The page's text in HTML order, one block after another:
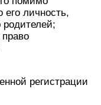
его личность,
родителей;
регистрации